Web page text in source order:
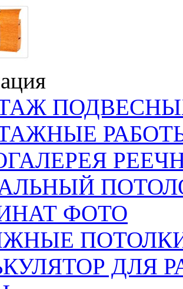
ПОДВЕСНЫХ
ФОТО
ДЛЯ